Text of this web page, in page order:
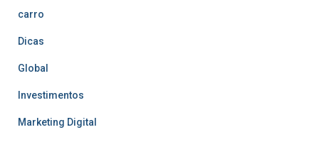
carro
Dicas
Global
Investimentos
Marketing Digital